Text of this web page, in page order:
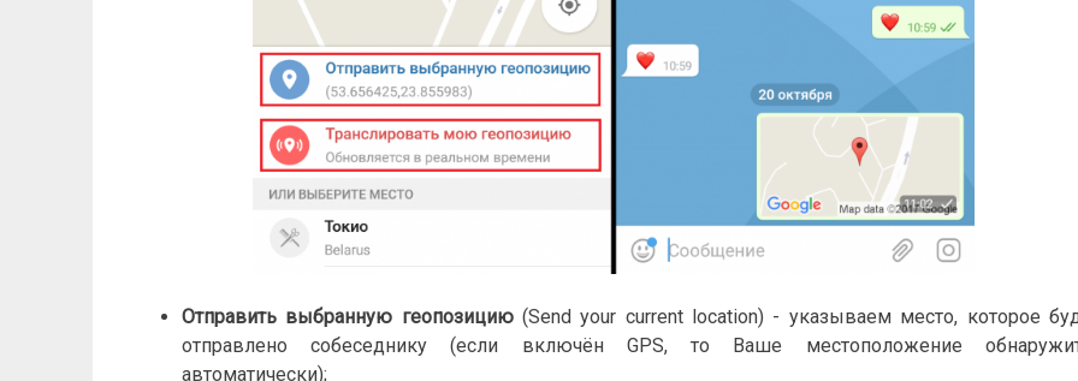
Отправить выбранную геопозицию(Send your current location) - указываем место, которое
отправлено собеседнику (если включён GPS, то Ваше местоположение
автоматически);